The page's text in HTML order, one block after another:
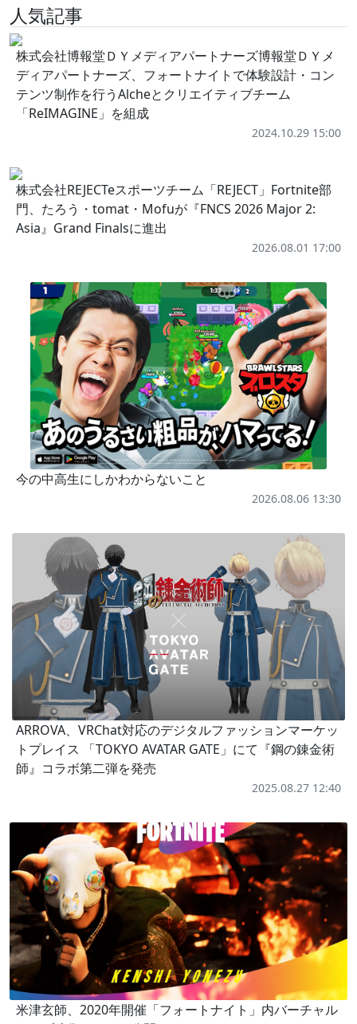
人気記事
株式会社博報堂ＤＹメディアパートナーズ博報堂ＤＹメ
ディアパートナーズ、フォートナイトで体験設計・コン
テンツ制作を行うAlcheとクリエイティブチーム
「ReIMAGINE」を組成
2024.10.29 15:00
株式会社REJECTeスポーツチーム「REJECT」Fortnite部
門、たろう・tomat・Mofuが『FNCS 2026 Major 2:
Asia』Grand Finalsに進出
2026.08.01 17:00
今の中高生にしかわからないこと
2026.08.06 13:30
ARROVA、VRChat対応のデジタルファッションマーケッ
トプレイス 「TOKYO AVATAR GATE」にて『鋼の錬金術
師』コラボ第二弾を発売
2025.08.27 12:40
米津玄師、2020年開催「フォートナイト」内バーチャル